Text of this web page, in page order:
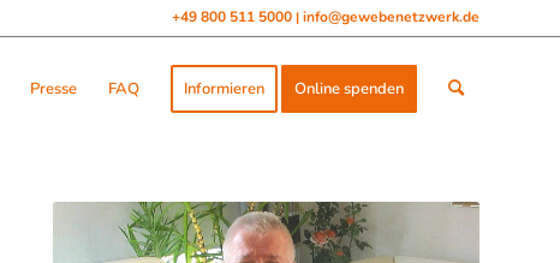
+49 800 511 5000 | info@gewebenetzwerk.de
Presse FAQ Informieren Online spenden